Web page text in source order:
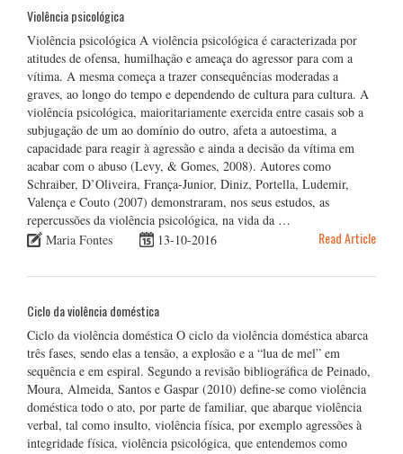
Violência psicológica
Violência psicológica A violência psicológica é caracterizada por
atitudes de ofensa, humilhação e ameaça do agressor para com a
vítima. A mesma começa a trazer consequências moderadas a
graves, ao longo do tempo e dependendo de cultura para cultura. A
violência psicológica, maioritariamente exercida entre casais sob a
subjugação de um ao domínio do outro, afeta a autoestima, a
capacidade para reagir à agressão e ainda a decisão da vítima em
acabar com o abuso (Levy, & Gomes, 2008). Autores como
Schraiber, D’Oliveira, França-Junior, Diniz, Portella, Ludemir,
Valença e Couto (2007) demonstraram, nos seus estudos, as
repercussões da violência psicológica, na vida da …
Maria Fontes
13-10-2016 Read Article
Ciclo da violência doméstica
Ciclo da violência doméstica O ciclo da violência doméstica abarca
três fases, sendo elas a tensão, a explosão e a “lua de mel” em
sequência e em espiral. Segundo a revisão bibliográfica de Peinado,
Moura, Almeida, Santos e Gaspar (2010) define-se como violência
doméstica todo o ato, por parte de familiar, que abarque violência
verbal, tal como insulto, violência física, por exemplo agressões à
integridade física, violência psicológica, que entendemos como